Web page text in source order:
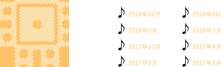
2018年12月 2018年10
2018年2月 2018年1月
2017年10月 2017年9月
2017年6月 2017年5月